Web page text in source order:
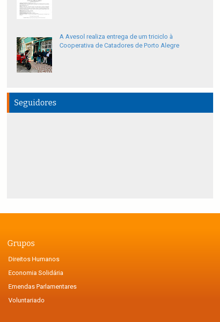
A Avesol realiza entrega de um triciclo à
Cooperativa de Catadores de Porto Alegre
Seguidores
Grupos
Direitos Humanos
Economia Solidária
Emendas Parlamentares
Voluntariado